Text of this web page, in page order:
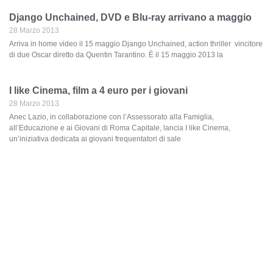
Django Unchained, DVD e Blu-ray arrivano a maggio
28 Marzo 2013
Arriva in home video il 15 maggio Django Unchained, action thriller vincitore
di due Oscar diretto da Quentin Tarantino. È il 15 maggio 2013 la
I like Cinema, film a 4 euro per i giovani
28 Marzo 2013
Anec Lazio, in collaborazione con l’Assessorato alla Famiglia,
all’Educazione e ai Giovani di Roma Capitale, lancia I like Cinema,
un’iniziativa dedicata ai giovani frequentatori di sale